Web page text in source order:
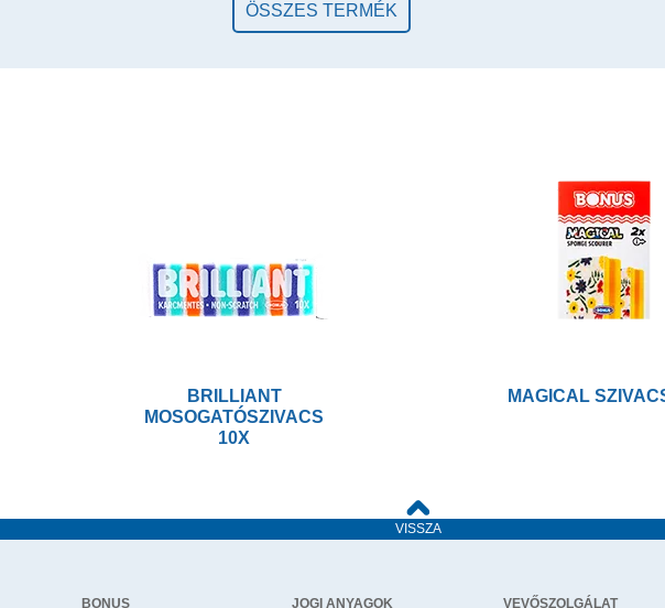
ÖSSZES TERMÉK
BRILLIANT
MOSOGATÓSZIVACS
10X
MAGICAL
VISSZA
BONUS JOGI ANYAGOK VEVŐSZOLGÁLAT